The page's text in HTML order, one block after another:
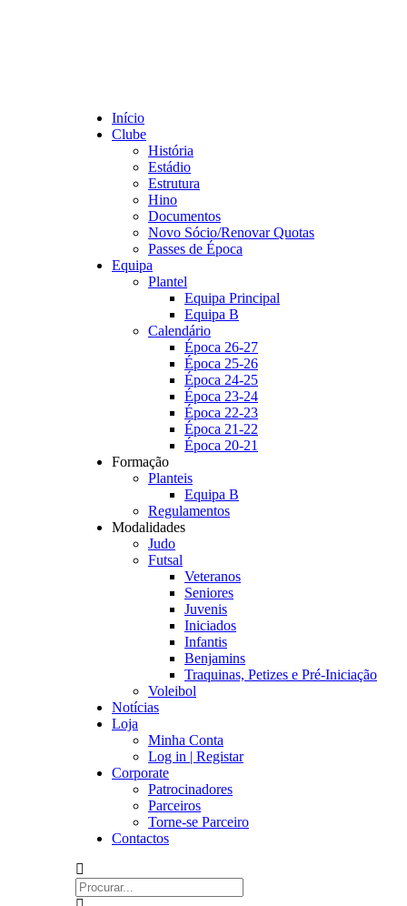
Início
Clube
História
Estádio
Estrutura
Hino
Documentos
Novo Sócio/Renovar Quotas
Passes de Época
Equipa
Plantel
Equipa Principal
Equipa B
Calendário
Época 26-27
Época 25-26
Época 24-25
Época 23-24
Época 22-23
Época 21-22
Época 20-21
Formação
Planteis
Equipa B
Regulamentos
Modalidades
Judo
Futsal
Veteranos
Seniores
Juvenis
Iniciados
Infantis
Benjamins
Traquinas, Petizes e Pré-Iniciação
Voleibol
Notícias
Loja
Minha Conta
Log in | Registar
Corporate
Patrocinadores
Parceiros
Torne-se Parceiro
Contactos